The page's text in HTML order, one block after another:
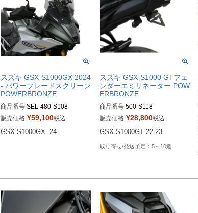
スズキ GSX-S1000GX 2024
- パワーブレードスクリーン
POWERBRONZE
商品番号 SEL-480-S108
480-S108
販売価格 ¥59,100税込
GSX-S1000GX  24-
スズキ GSX-S1000 GTフェ
ンダーエミリネーター POW
ERBRONZE
商品番号 500-S118
販売価格 ¥28,800税込
GSX-S1000GT 22-23
5～10週